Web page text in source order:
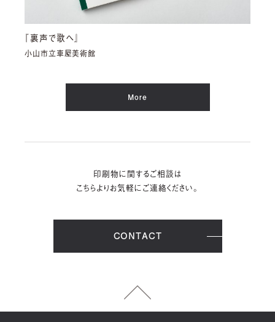
『裏声で歌へ』
小山市立車屋美術館
More
印刷物に関するご相談は
こちらよりお気軽にご連絡ください。
CONTACT